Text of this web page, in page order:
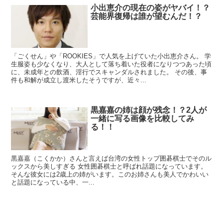
小出恵介の現在の姿がヤバイ！？
芸能界復帰は誰が望むんだ！？
「ごくせん」や「ROOKIES」で人気を上げていた小出恵介さん。 学
生服姿も少なくなり、大人として落ち着いた役者になりつつあった頃
に、未成年との飲酒、淫行でスキャンダルされました。 その後、事
件も和解が成立し渡米したそうですが、近々...
黒嘉嘉の姉は顔が残念！？2人が
一緒に写る画像を比較してみ
る！！
黒嘉嘉（こくかか）さんと言えば台湾の女性トップ囲碁棋士でそのル
ックスから美しすぎる 女性囲碁棋士と呼ばれ話題になっています。
そんな彼女には2歳上の姉がいます。このお姉さんも美人でかわいい
と話題になっている中、一...